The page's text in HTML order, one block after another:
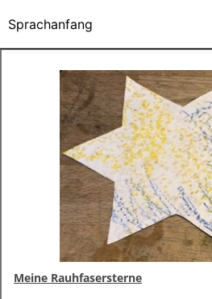
Meine Rauhfasersterne
Sprachanfang